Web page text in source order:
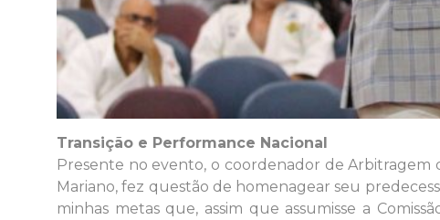
Transição e Performance Nacional
​Presente no evento, o coordenador de Arbitragem
Mariano, fez questão de homenagear seu
minhas metas que, assim que assumisse a